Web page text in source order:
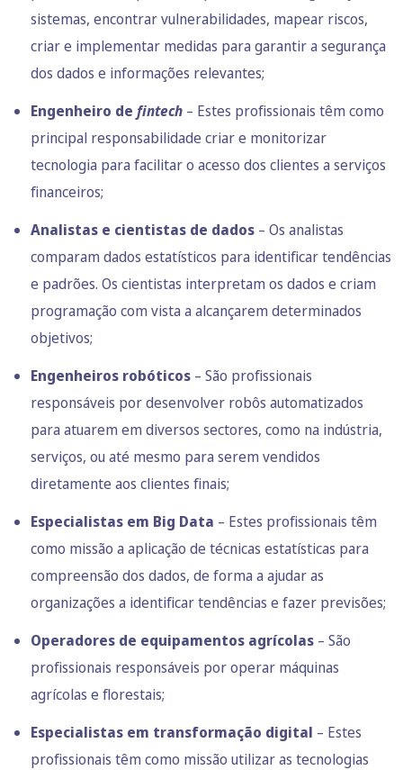
sistemas, encontrar vulnerabilidades, mapear riscos,
criar e implementar medidas para garantir a segurança
dos dados e informações relevantes;
Engenheiro de fintech – Estes profissionais têm como
principal responsabilidade criar e monitorizar
tecnologia para facilitar o acesso dos clientes a serviços
financeiros;
Analistas e cientistas de dados – Os analistas
comparam dados estatísticos para identificar tendências
e padrões. Os cientistas interpretam os dados e criam
programação com vista a alcançarem determinados
objetivos;
Engenheiros robóticos – São profissionais
responsáveis por desenvolver robôs automatizados
para atuarem em diversos sectores, como na indústria,
serviços, ou até mesmo para serem vendidos
diretamente aos clientes finais;
Especialistas em Big Data – Estes profissionais têm
como missão a aplicação de técnicas estatísticas para
compreensão dos dados, de forma a ajudar as
organizações a identificar tendências e fazer previsões;
Operadores de equipamentos agrícolas – São
profissionais responsáveis por operar máquinas
agrícolas e florestais;
Especialistas em transformação digital – Estes
profissionais têm como missão utilizar as tecnologias